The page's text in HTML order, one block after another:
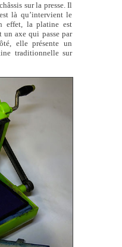
sur la presse. Il
là qu’intervient le
effet, la platine est
axe qui passe par
elle présente un
traditionnelle sur